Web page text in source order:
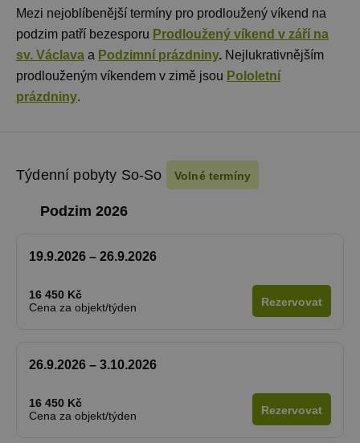
Mezi nejoblíbenější termíny pro prodloužený víkend na
podzim patří bezesporu Prodloužený víkend v září na
sv. Václava a Podzimní prázdniny. Nejlukrativnějším
prodlouženým víkendem v zimě jsou Pololetní
prázdniny.
Týdenní pobyty So-So Volné termíny
Podzim 2026
19.9.2026 – 26.9.2026
16 450 Kč
Cena za objekt/týden
Rezervovat
26.9.2026 – 3.10.2026
16 450 Kč
Cena za objekt/týden
Rezervovat